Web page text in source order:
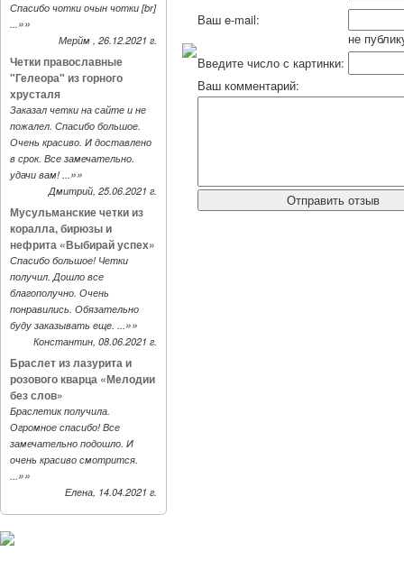
Спасибо чотки очын чотки [br]
...»»
Мерйм , 26.12.2021 г.
Четки православные
"Гелеора" из горного
хрусталя
Заказал четки на сайте и не
пожалел. Спасибо большое.
Очень красиво. И доставлено
в срок. Все замечательно.
удачи вам! ...»»
Дмитрий, 25.06.2021 г.
Мусульманские четки из
коралла, бирюзы и
нефрита «Выбирай успех»
Спасибо большое! Четки
получил. Дошло все
благополучно. Очень
понравились. Обязательно
буду заказывать еще. ...»»
Константин, 08.06.2021 г.
Браслет из лазурита и
розового кварца «Мелодии
без слов»
Браслетик получила.
Огромное спасибо! Все
замечательно подошло. И
очень красиво смотрится.
...»»
Елена, 14.04.2021 г.
Ваш e-mail:
не
Введите число с картинки:
Ваш комментарий: